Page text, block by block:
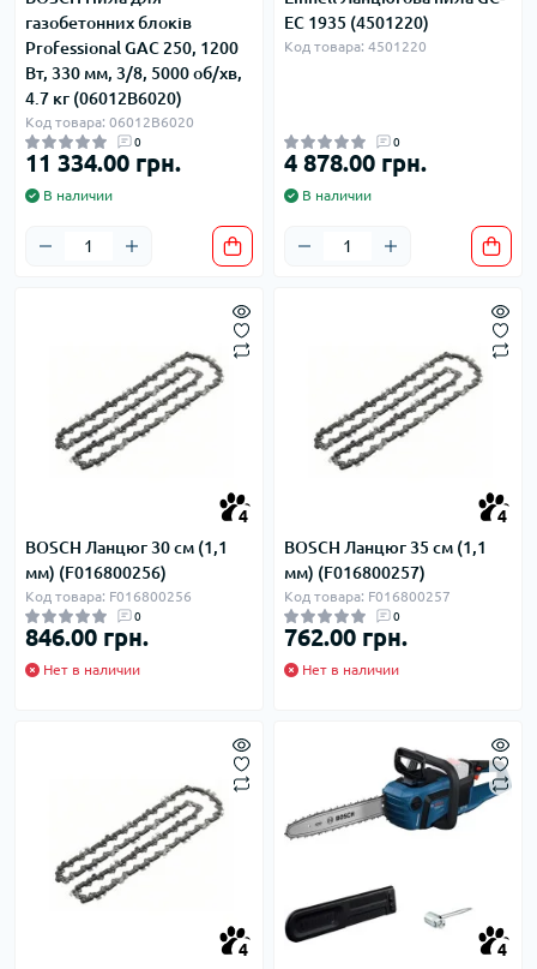
газобетонних блоків
Professional GAC 250, 1200
Вт, 330 мм, 3/8, 5000 об/хв,
4.7 кг (06012B6020)
Код товара: 06012B6020
0
11 334.00 грн.
В наличии
EC 1935 (4501220)
Код товара: 4501220
0
4 878.00 грн.
В наличии
4
BOSCH Ланцюг 30 см (1,1
мм) (F016800256)
Код товара: F016800256
0
846.00 грн.
Нет в наличии
4
BOSCH Ланцюг 35 см (1,1
мм) (F016800257)
Код товара: F016800257
0
762.00 грн.
Нет в наличии
4
4